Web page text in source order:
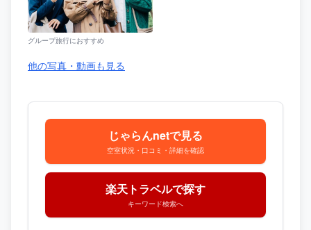
グループ旅行におすすめ
他の写真・動画も見る
じゃらんnetで見る
空室状況・口コミ・詳細を確認
楽天トラベルで探す
キーワード検索へ